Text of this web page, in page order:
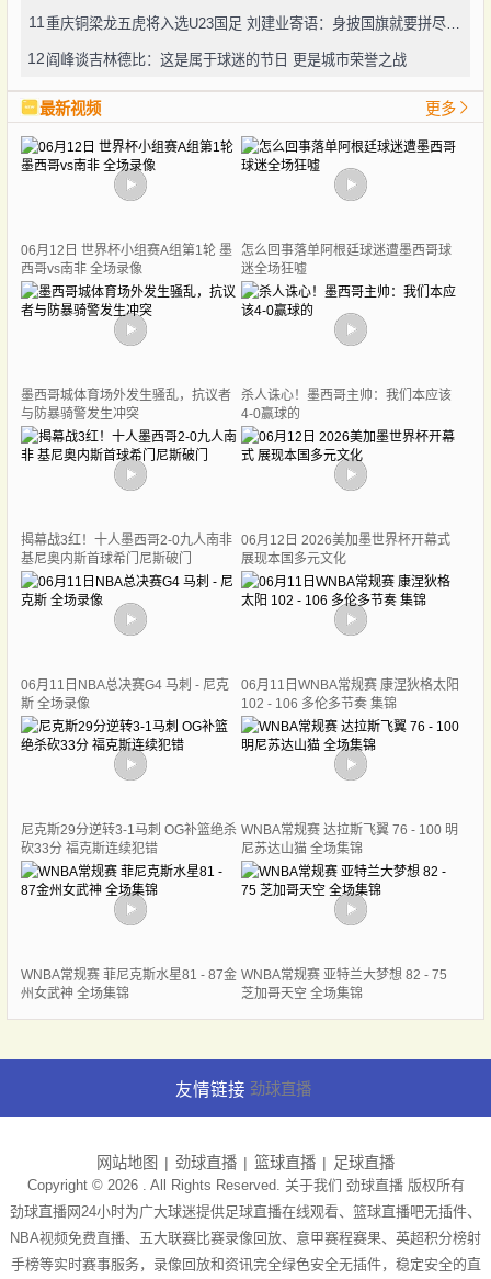
11 重庆铜梁龙五虎将入选U23国足 刘建业寄语：身披国旗就要拼尽全力
12 阎峰谈吉林德比：这是属于球迷的节日 更是城市荣誉之战
最新视频 更多
06月12日 世界杯小组赛A组第1轮 墨
西哥vs南非 全场录像
怎么回事落单阿根廷球迷遭墨西哥球
迷全场狂嘘
墨西哥城体育场外发生骚乱，抗议者
与防暴骑警发生冲突
杀人诛心！墨西哥主帅：我们本应该
4-0赢球的
揭幕战3红！十人墨西哥2-0九人南非
基尼奥内斯首球希门尼斯破门
06月12日 2026美加墨世界杯开幕式
展现本国多元文化
06月11日NBA总决赛G4 马刺 - 尼克
斯 全场录像
06月11日WNBA常规赛 康涅狄格太阳
102 - 106 多伦多节奏 集锦
尼克斯29分逆转3-1马刺 OG补篮绝杀
砍33分 福克斯连续犯错
WNBA常规赛 达拉斯飞翼 76 - 100 明
尼苏达山猫 全场集锦
WNBA常规赛 菲尼克斯水星81 - 87金
州女武神 全场集锦
WNBA常规赛 亚特兰大梦想 82 - 75
芝加哥天空 全场集锦
友情链接 劲球直播
网站地图 劲球直播 篮球直播 足球直播
Copyright © 2026 . All Rights Reserved. 关于我们 劲球直播版权所有
劲球直播网24小时为广大球迷提供足球直播在线观看、篮球直播吧无插件、
NBA视频免费直播、五大联赛比赛录像回放、意甲赛程赛果、英超积分榜射
手榜等实时赛事服务，录像回放和资讯完全绿色安全无插件，稳定安全的直